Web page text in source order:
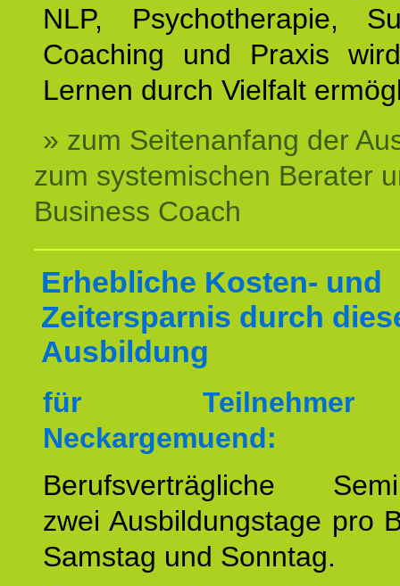
NLP, Psychotherapie,
Coaching und Praxis
Lernen durch Vielfalt
» zum Seitenanfang der
zum systemischen Berater
Business Coach
Erhebliche Kosten- und
Zeitersparnis durch
Ausbildung
für
Neckargemuend:
Berufsverträgliche
zwei Ausbildungstage pro
Samstag und Sonntag.